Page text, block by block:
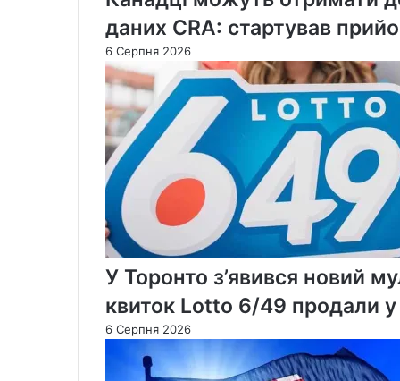
даних CRA: стартував
6 Серпня 2026
У Торонто з’явився новий
квиток Lotto 6/49 продали
6 Серпня 2026